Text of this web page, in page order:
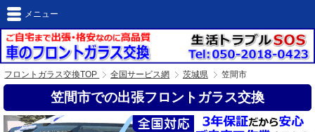
メニュー
フロントガラス交換TOP 全国サービス網 茨城県 笠間市
笠間市での出張フロントガラス交換